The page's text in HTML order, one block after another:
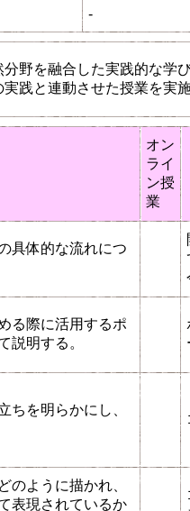
-
野を融合した実践的な学
践と連動させた授業を実
オン
ライ
ン授
業
具体的な流れにつ
る際に活用するポ
説明する。
ちを明らかにし、
のように描かれ、
表現されているか